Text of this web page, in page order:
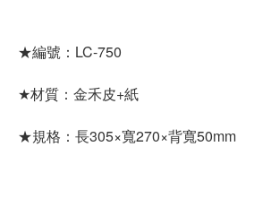
★編號：LC-750
★材質：金禾皮+紙
★規格：長305×寬270×背寬50mm